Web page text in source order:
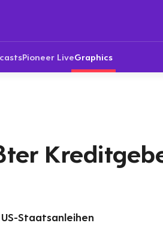
Pioneer LiveGraphics
Staatsanleihen